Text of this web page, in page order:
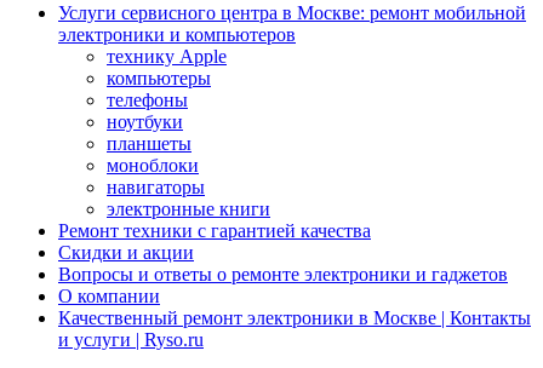
Услуги сервисного центра в Москве: ремонт мобильной
электроники и компьютеров
технику Apple
компьютеры
телефоны
ноутбуки
планшеты
моноблоки
навигаторы
электронные книги
Ремонт техники с гарантией качества
Скидки и акции
Вопросы и ответы о ремонте электроники и гаджетов
О компании
Качественный ремонт электроники в Москве | Контакты
и услуги | Ryso.ru